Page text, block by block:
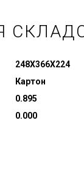
248X366X224
Картон
0.895
0.000